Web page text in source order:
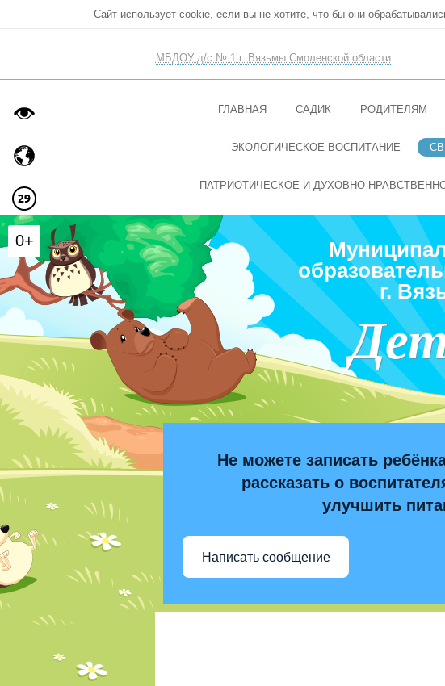
Сайт использует cookie, если вы не хотите, что бы они
МБДОУ д/с № 1 г. Вязьмы Смоленской области
ГЛАВНАЯ САДИК РОДИТЕЛЯМ
ЭКОЛОГИЧЕСКОЕ ВОСПИТАНИЕ
ПАТРИОТИЧЕСКОЕ И ДУХОВНО-
г.
Не можете записать
рассказать о
улучшить
Написать сообщение
0+